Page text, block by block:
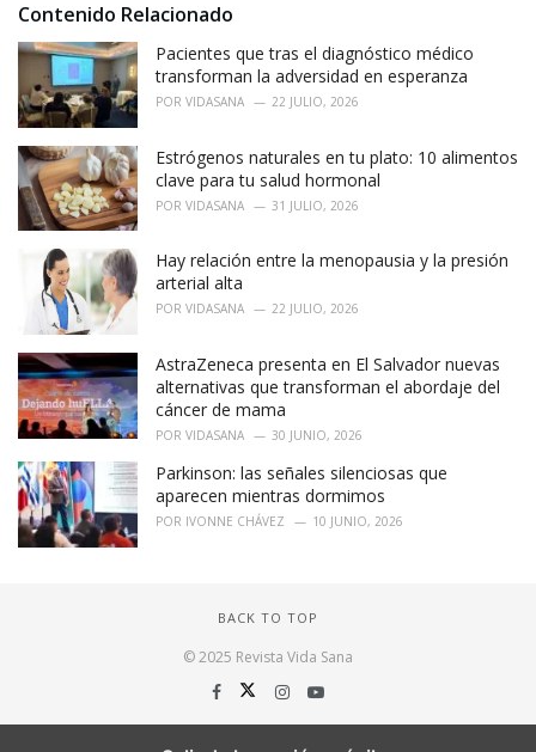
s
:
Contenido Relacionado
Pacientes que tras el diagnóstico médico
transforman la adversidad en esperanza
POR VIDASANA 22 JULIO, 2026
Estrógenos naturales en tu plato: 10 alimentos
clave para tu salud hormonal
POR VIDASANA 31 JULIO, 2026
Hay relación entre la menopausia y la presión
arterial alta
POR VIDASANA 22 JULIO, 2026
AstraZeneca presenta en El Salvador nuevas
alternativas que transforman el abordaje del
cáncer de mama
POR VIDASANA 30 JUNIO, 2026
Parkinson: las señales silenciosas que
aparecen mientras dormimos
POR IVONNE CHÁVEZ 10 JUNIO, 2026
BACK TO TOP
© 2025 Revista Vida Sana